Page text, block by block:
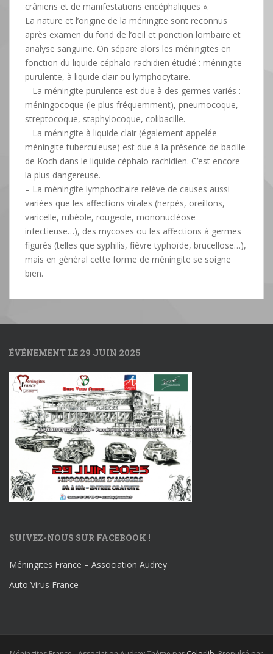
crâniens et de manifestations encéphaliques ».
La nature et l’origine de la méningite sont reconnus
après examen du fond de l’oeil et ponction lombaire et
analyse sanguine. On sépare alors les méningites en
fonction du liquide céphalo-rachidien étudié : méningite
purulente, à liquide clair ou lymphocytaire.
– La méningite purulente est due à des germes variés :
méningocoque (le plus fréquemment), pneumocoque,
streptocoque, staphylocoque, colibacille.
– La méningite à liquide clair (également appelée
méningite tuberculeuse) est due à la présence de bacille
de Koch dans le liquide céphalo-rachidien. C’est encore
la plus dangereuse.
– La méningite lymphocitaire relève de causes aussi
variées que les affections virales (herpès, oreillons,
varicelle, rubéole, rougeole, mononucléose
infectieuse…), des mycoses ou les affections à germes
figurés (telles que syphilis, fièvre typhoïde, brucellose…),
mais en général cette forme de méningite se soigne
bien.
ÉVÉNEMENT LE 29 JUIN 2025
SUIVEZ-NOUS SUR FACEBOOK !
Méningites France – Association Audrey
Auto Virus France